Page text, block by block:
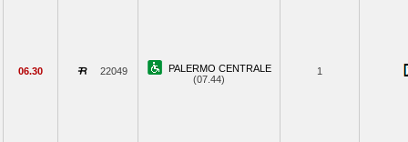
06.30 22049
PALERMO CENTRALE
(07.44)
1